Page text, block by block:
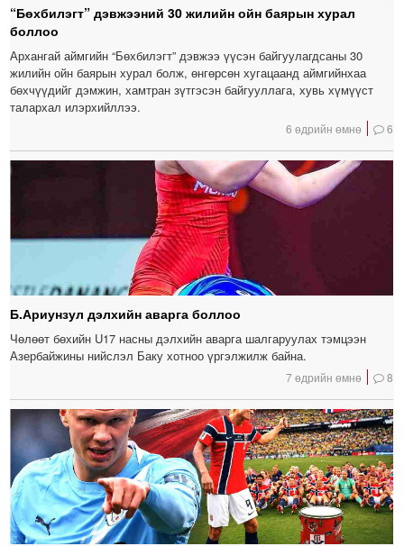
“Бөхбилэгт” дэвжээний 30 жилийн ойн баярын хурал
боллоо
Архангай аймгийн “Бөхбилэгт” дэвжээ үүсэн байгуулагдсаны 30
жилийн ойн баярын хурал болж, өнгөрсөн хугацаанд аймгийнхаа
бөхчүүдийг дэмжин, хамтран зүтгэсэн байгууллага, хувь хүмүүст
талархал илэрхийллээ.
6 өдрийн өмнө 6
Б.Ариунзул дэлхийн аварга боллоо
Чөлөөт бөхийн U17 насны дэлхийн аварга шалгаруулах тэмцээн
Азербайжины нийслэл Баку хотноо үргэлжилж байна.
7 өдрийн өмнө 8